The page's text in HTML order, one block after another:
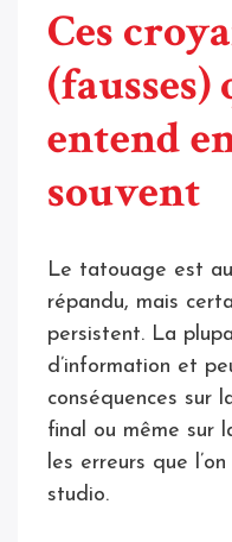
Ces
(fausses)
entend
souvent
Le tatouage est
répandu, mais
persistent. La
d’information et
conséquences sur
final ou même sur
les erreurs que
studio.